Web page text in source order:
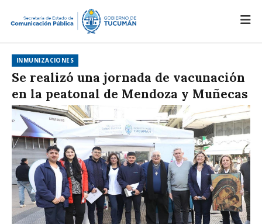
INMUNIZACIONES
Se realizó una jornada de vacunación
en la peatonal de Mendoza y Muñecas